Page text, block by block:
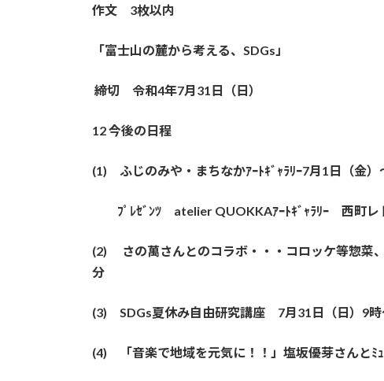
作文 3枚以内
「富士山の麓から考える、SDGs」
締切 令和4年7月31日（日）
12 今後の日程
(1) ふじのみや・まちなかｱｰﾄｷﾞｬﾗﾘｰ7月1日（金
ﾌﾟﾚｾﾞﾝﾂ atelier QUOKKAｱｰﾄｷﾞｬﾗﾘｰ 西町レ
(2) さの萬さんとのコラボ・・・コロッケ等惣菜
分
(3) SDGs夏休み自由研究講座 7月31日（日）9
(4) 「音楽で地域を元気に！！」塩坂優芽さんと